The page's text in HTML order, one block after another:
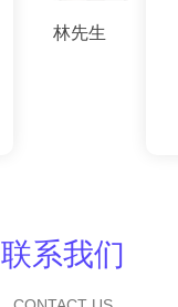
林先生
联系我们